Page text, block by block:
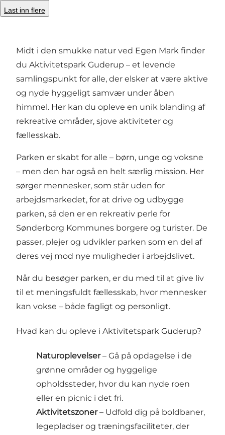
Last inn flere
Velkommen til Aktivitetspark Guderup – Et
Midt i den smukke natur ved Egen Mark finder
du Aktivitetspark Guderup – et levende
samlingspunkt for alle, der elsker at være aktive
og nyde hyggeligt samvær under åben
himmel. Her kan du opleve en unik blanding af
rekreative områder, sjove aktiviteter og
fællesskab.
Parken er skabt for alle – børn, unge og voksne
– men den har også en helt særlig mission. Her
sørger mennesker, som står uden for
arbejdsmarkedet, for at drive og udbygge
parken, så den er en rekreativ perle for
Sønderborg Kommunes borgere og turister. De
passer, plejer og udvikler parken som en del af
deres vej mod nye muligheder i arbejdslivet.
Når du besøger parken, er du med til at give liv
til et meningsfuldt fællesskab, hvor mennesker
kan vokse – både fagligt og personligt.
Hvad kan du opleve i Aktivitetspark Guderup?
Naturoplevelser– Gå på opdagelse i de
grønne områder og hyggelige
opholdssteder, hvor du kan nyde roen
eller en picnic i det fri.
Aktivitetszoner– Udfold dig på boldbaner,
legepladser og træningsfaciliteter, der